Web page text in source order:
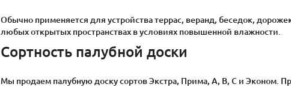
Обычно применяется для устройства террас, веранд, беседок,
любых открытых пространствах в условиях повышенной влажности.
Сортность палубной доски
Мы продаем палубную доску сортов Экстра, Прима, А, В, С и Эконом.